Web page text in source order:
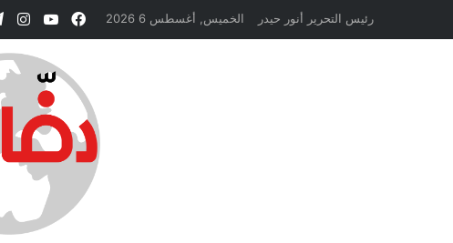
رئيس التحرير أنور حيدر الخميس, أغسطس 6 2026 فيسبوك